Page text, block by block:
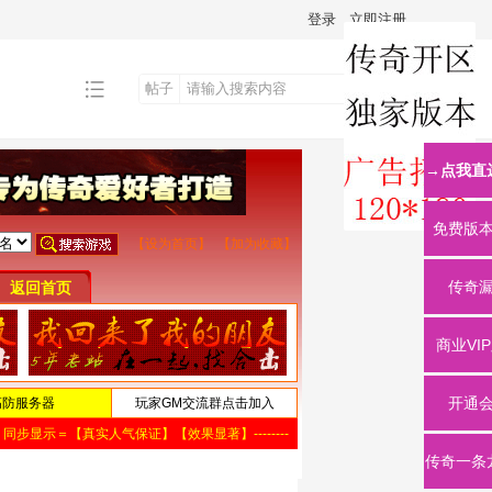
登录 立即注册
帖子
搜
索
→点我直
免费版
传奇
商业
开通
传奇一条